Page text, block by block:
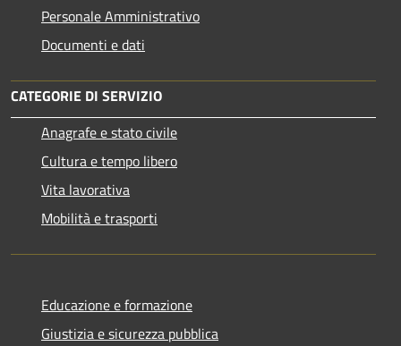
Personale Amministrativo
Documenti e dati
CATEGORIE DI SERVIZIO
Anagrafe e stato civile
Cultura e tempo libero
Vita lavorativa
Mobilità e trasporti
Educazione e formazione
Giustizia e sicurezza pubblica